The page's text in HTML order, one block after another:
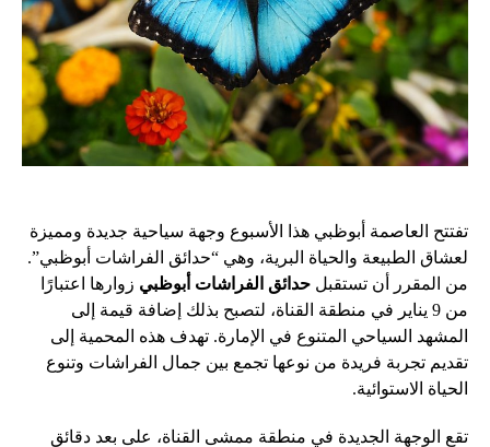
تفتتح العاصمة أبوظبي هذا الأسبوع وجهة سياحية جديدة ومميزة
لعشاق الطبيعة والحياة البرية، وهي “حدائق الفراشات أبوظبي”.
من المقرر أن تستقبل حدائق الفراشات أبوظبي زوارها اعتبارًا
من 9 يناير في منطقة القناة، لتصبح بذلك إضافة قيمة إلى
المشهد السياحي المتنوع في الإمارة. تهدف هذه المحمية إلى
تقديم تجربة فريدة من نوعها تجمع بين جمال الفراشات وتنوع
الحياة الاستوائية.
تقع الوجهة الجديدة في منطقة ممشى القناة، على بعد دقائق